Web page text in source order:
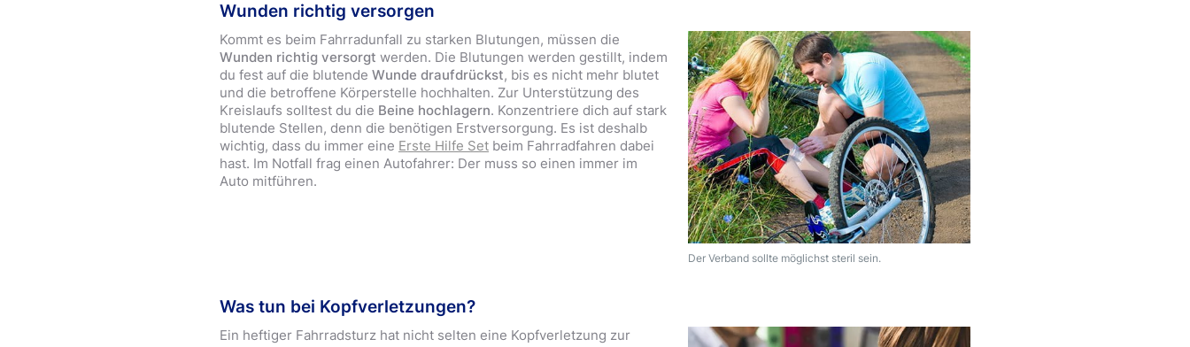
Wunden richtig versorgen
Der Verband sollte möglichst steril sein.
Kommt es beim Fahrradunfall zu starken Blutungen, müssen die
Wunden richtig versorgt werden. Die Blutungen werden gestillt, indem
du fest auf die blutende Wunde draufdrückst, bis es nicht mehr blutet
und die betroffene Körperstelle hochhalten. Zur Unterstützung des
Kreislaufs solltest du die Beine hochlagern. Konzentriere dich auf stark
blutende Stellen, denn die benötigen Erstversorgung. Es ist deshalb
wichtig, dass du immer eine Erste Hilfe Set beim Fahrradfahren dabei
hast. Im Notfall frag einen Autofahrer: Der muss so einen immer im
Auto mitführen.
Was tun bei Kopfverletzungen?
Ein heftiger Fahrradsturz hat nicht selten eine Kopfverletzung zur